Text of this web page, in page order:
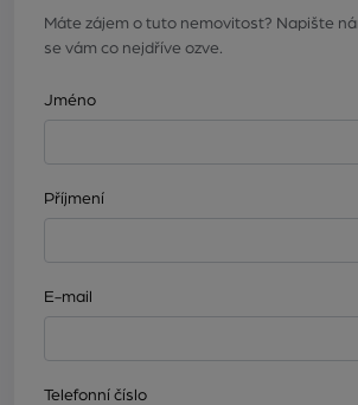
Máte zájem o tuto nemovitost? Napište
se vám co nejdříve ozve.
Jméno
Příjmení
E-mail
Telefonní číslo